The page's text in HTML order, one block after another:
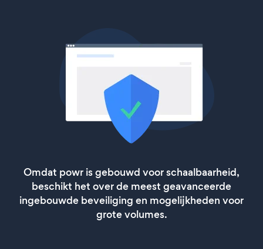
Omdat powr is gebouwd voor schaalbaarheid,
beschikt het over de meest geavanceerde
ingebouwde beveiliging en mogelijkheden voor
grote volumes.